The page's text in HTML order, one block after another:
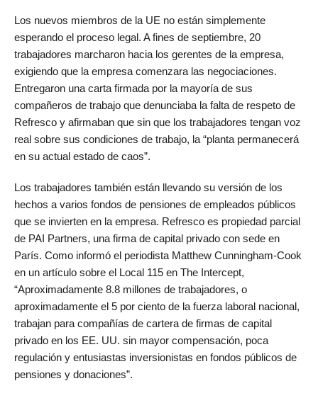
Los nuevos miembros de la UE no están simplemente
esperando el proceso legal. A fines de septiembre, 20
trabajadores marcharon hacia los gerentes de la empresa,
exigiendo que la empresa comenzara las negociaciones.
Entregaron una carta firmada por la mayoría de sus
compañeros de trabajo que denunciaba la falta de respeto de
Refresco y afirmaban que sin que los trabajadores tengan voz
real sobre sus condiciones de trabajo, la “planta permanecerá
en su actual estado de caos”.
Los trabajadores también están llevando su versión de los
hechos a varios fondos de pensiones de empleados públicos
que se invierten en la empresa. Refresco es propiedad parcial
de PAI Partners, una firma de capital privado con sede en
París. Como informó el periodista Matthew Cunningham-Cook
en un artículo sobre el Local 115 en The Intercept,
“Aproximadamente 8.8 millones de trabajadores, o
aproximadamente el 5 por ciento de la fuerza laboral nacional,
trabajan para compañías de cartera de firmas de capital
privado en los EE. UU. sin mayor compensación, poca
regulación y entusiastas inversionistas en fondos públicos de
pensiones y donaciones”.